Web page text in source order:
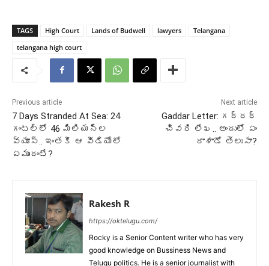
TAGS High Court Lands of Budwell lawyers
Telangana
telangana high court
Previous article
7 Days Stranded At Sea: 24
గంటల్లో 46 మిలియన్ల
వ్యూస్.. ఇంతకీ ఆ వీడియోలో
ఏముందంటే?
Next article
Gaddar Letter: గద్దర్
చివరి లేఖ.. అందులో ఏం
రాశాడో తెలుసా?
Rakesh R
https://oktelugu.com/
Rocky is a Senior Content writer who has very
good knowledge on Bussiness News and
Telugu politics. He is a senior journalist with